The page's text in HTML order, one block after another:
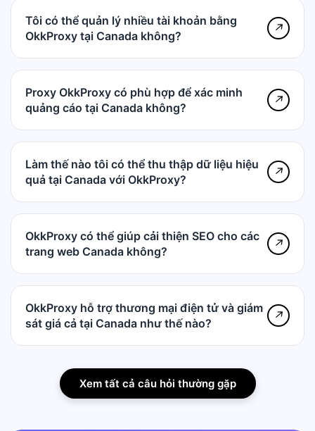
Tôi có thể quản lý nhiều tài khoản bằng
OkkProxy tại Canada không?
↗
Proxy OkkProxy có phù hợp để xác minh
quảng cáo tại Canada không?
↗
Làm thế nào tôi có thể thu thập dữ liệu hiệu
quả tại Canada với OkkProxy?
↗
OkkProxy có thể giúp cải thiện SEO cho các
trang web Canada không?
↗
OkkProxy hỗ trợ thương mại điện tử và giám
sát giá cả tại Canada như thế nào?
↗
Xem tất cả câu hỏi thường gặp